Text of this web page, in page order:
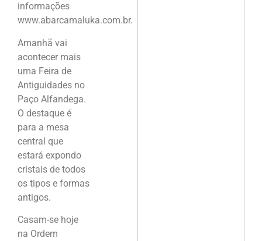
informações
www.abarcamaluka.com.br.
Amanhã vai
acontecer mais
uma Feira de
Antiguidades no
Paço Alfandega.
O destaque é
para a mesa
central que
estará expondo
cristais de todos
os tipos e formas
antigos.
Casam-se hoje
na Ordem